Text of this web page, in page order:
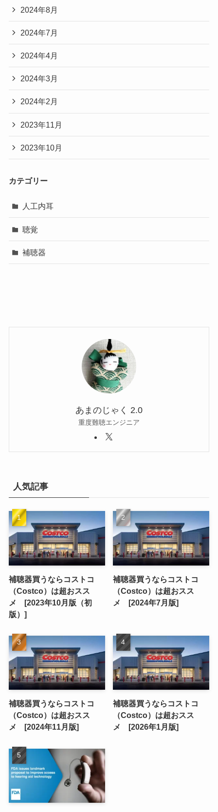
2024年8月
2024年7月
2024年4月
2024年3月
2024年2月
2023年11月
2023年10月
カテゴリー
人工内耳
聴覚
補聴器
あまのじゃく 2.0
重度難聴エンジニア
人気記事
補聴器買うならコストコ
（Costco）は超おスス
メ [2023年10月版（初
版）]
補聴器買うならコストコ
（Costco）は超おスス
メ [2024年7月版]
補聴器買うならコストコ
（Costco）は超おスス
メ [2024年11月版]
補聴器買うならコストコ
（Costco）は超おスス
メ [2026年1月版]